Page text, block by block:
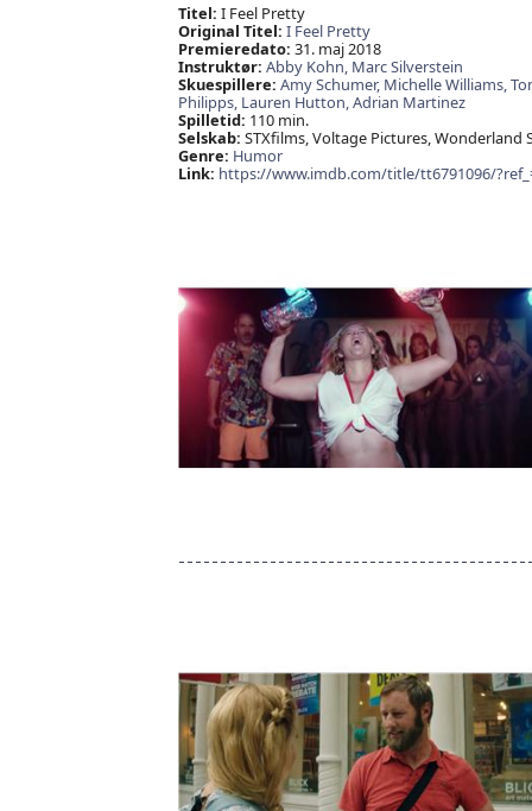
Titel: I Feel Pretty
Original Titel: I Feel Pretty
Premieredato: 31. maj 2018
Instruktør: Abby Kohn, Marc Silverstein
Skuespillere: Amy Schumer, Michelle Williams,
Philipps, Lauren Hutton,Adrian Martinez
Spilletid: 110 min.
Selskab: STXfilms, Voltage Pictures, Wonderland
Genre: Humor
Link: https://www.imdb.com/title/tt6791096/